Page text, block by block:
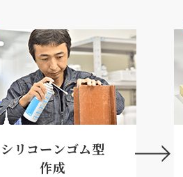
シリコーンゴム型
作成